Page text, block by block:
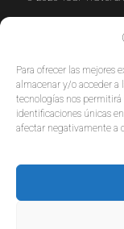
Para ofrecer las mejores
almacenar y/o acceder a
tecnologías nos
identificaciones únicas
afectar negativamente a